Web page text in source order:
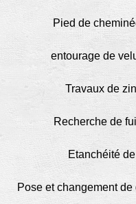
Pied de
entourage de
Travaux de
Recherche de
Etanchéité
Pose et changement